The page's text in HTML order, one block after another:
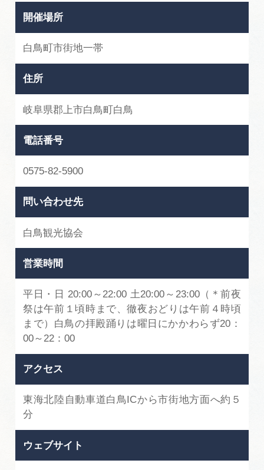
開催場所
白鳥町市街地一帯
住所
岐阜県郡上市白鳥町白鳥
電話番号
0575-82-5900
問い合わせ先
白鳥観光協会
営業時間
平日・日 20:00～22:00 土20:00～23:00（＊前夜
祭は午前１頃時まで、徹夜おどりは午前４時頃
まで）白鳥の拝殿踊りは曜日にかかわらず20：
00～22：00
アクセス
東海北陸自動車道白鳥ICから市街地方面へ約５
分
ウェブサイト